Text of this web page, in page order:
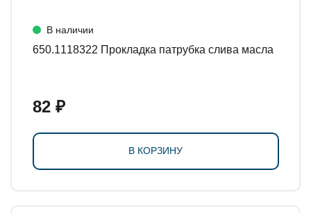
В наличии
650.1118322 Прокладка патрубка слива масла
82 ₽
В КОРЗИНУ